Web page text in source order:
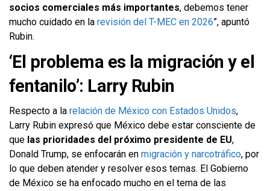
socios comerciales más importantes, debemos tener
mucho cuidado en la revisión del T-MEC en 2026”, apuntó
Rubin.
‘El problema es la migración y el
fentanilo’: Larry Rubin
Respecto a la relación de México con Estados Unidos,
Larry Rubin expresó que México debe estar consciente de
que las prioridades del próximo presidente de EU,
Donald Trump, se enfocarán en migración y narcotráfico, por
lo que deben atender y resolver esos temas. El Gobierno
de México se ha enfocado mucho en el tema de las